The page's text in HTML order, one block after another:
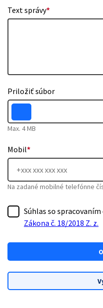
Text správy*
Priložiť súbor
Max. 4 MB
Mobil*
Na zadané mobilné telefónne
Súhlas so
Zákona č. 18/2018 Z. z.